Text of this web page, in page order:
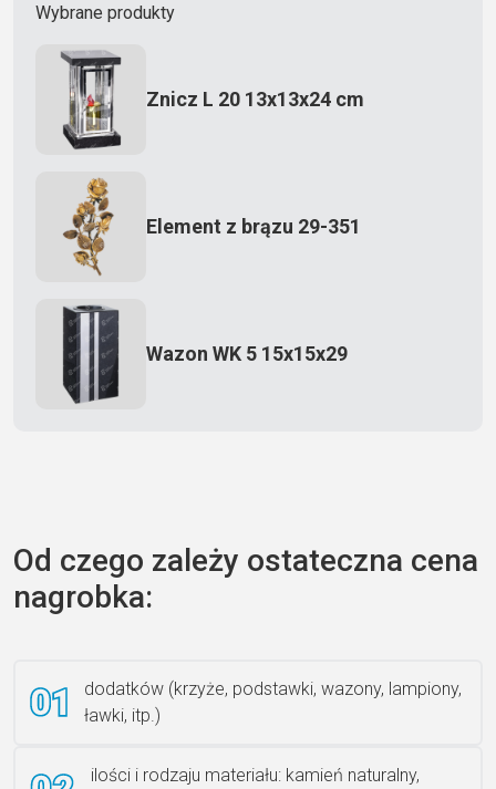
Wybrane produkty
Znicz L 20 13x13x24 cm
Element z brązu 29-351
Wazon WK 5 15x15x29
Książka 2
Od czego zależy ostateczna cena
nagrobka:
dodatków (krzyże, podstawki, wazony, lampiony,
ławki, itp.)
ilości i rodzaju materiału: kamień naturalny,